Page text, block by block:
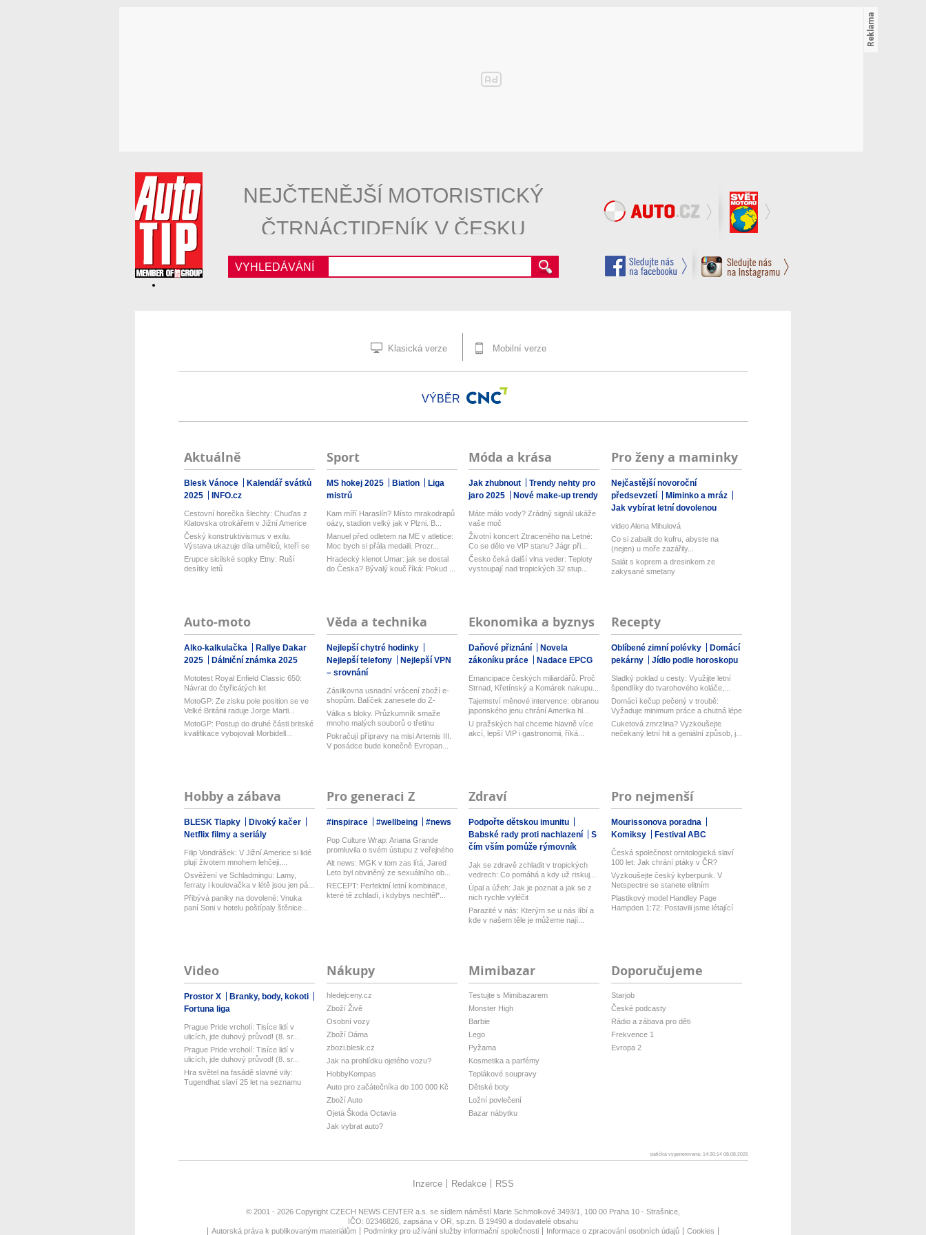
NEJČTENĚJŠÍ MOTORISTICKÝ
ČTRNÁCTIDENÍK V ČESKU
VYHLEDÁVÁNÍ
Klasická verze Mobilní verze
VÝBĚR
Aktuálně
Blesk Vánoce
Kalendář svátků
2025
INFO.cz
Cestovní horečka šlechty: Chuďas z
Klatovska otrokářem v Jižní Americe
Český konstruktivismus v exilu.
Výstava ukazuje díla umělců, kteří se
...
Erupce sicilské sopky Etny: Ruší
desítky letů
Sport
MS hokej 2025 Biatlon
Liga
mistrů
Kam míří Haraslín? Místo mrakodrapů
oázy, stadion velký jak v Plzni. B...
Manuel před odletem na ME v atletice:
Moc bych si přála medaili. Prozr...
Hradecký klenot Umar: jak se dostal
do Česka? Bývalý kouč říká: Pokud ...
Móda a krása
Jak zhubnout
Trendy nehty pro
jaro 2025
Nové make-up trendy
Máte málo vody? Zrádný signál ukáže
vaše moč
Životní koncert Ztraceného na Letné:
Co se dělo ve VIP stanu? Jágr při...
Česko čeká další vlna veder: Teploty
vystoupají nad tropických 32 stup...
Pro ženy a maminky
Nejčastější novoroční
předsevzetí
Miminko a mráz
Jak vybírat letní dovolenou
video Alena Mihulová
Co si zabalit do kufru, abyste na
(nejen) u moře zazářily...
Salát s koprem a dresinkem ze
zakysané smetany
Auto-moto
Alko-kalkulačka
Rallye Dakar
2025
Dálniční známka 2025
Mototest Royal Enfield Classic 650:
Návrat do čtyřicátých let
MotoGP: Ze zisku pole position se ve
Velké Británii raduje Jorge Marti...
MotoGP: Postup do druhé části britské
kvalifikace vybojovali Morbidell...
Věda a technika
Nejlepší chytré hodinky
Nejlepší telefony
Nejlepší VPN
– srovnání
Zásilkovna usnadní vrácení zboží e-
shopům. Balíček zanesete do Z-
Boxu,...
Válka s bloky. Průzkumník smaže
mnoho malých souborů o třetinu
rychlej...
Pokračují přípravy na misi Artemis III.
V posádce bude konečně Evropan...
Ekonomika a byznys
Daňové přiznání
Novela
zákoníku práce
Nadace EPCG
Emancipace českých miliardářů. Proč
Strnad, Křetínský a Komárek nakupu...
Tajemství měnové intervence: obranou
japonského jenu chrání Amerika hl...
U pražských hal chceme hlavně více
akcí, lepší VIP i gastronomii, říká...
Recepty
Oblíbené zimní polévky
Domácí
pekárny
Jídlo podle horoskopu
Sladký poklad u cesty: Využijte letní
špendlíky do tvarohového koláče,...
Domácí kečup pečený v troubě:
Vyžaduje minimum práce a chutná lépe
než...
Cuketová zmrzlina? Vyzkoušejte
nečekaný letní hit a geniální způsob, j...
Hobby a zábava
BLESK Tlapky
Divoký kačer
Netflix filmy a seriály
Filip Vondrášek: V Jižní Americe si lidé
plují životem mnohem lehčeji,...
Osvěžení ve Schladmingu: Lamy,
ferraty i koulovačka v létě jsou jen pá...
Přibývá paniky na dovolené: Vnuka
paní Soni v hotelu poštípaly štěnice...
Pro generaci Z
#inspirace #wellbeing #news
Pop Culture Wrap: Ariana Grande
promluvila o svém ústupu z veřejného
ž...
Alt news: MGK v tom zas lítá, Jared
Leto byl obviněný ze sexuálního ob...
RECEPT: Perfektní letní kombinace,
které tě zchladí, i kdybys nechtěl*...
Zdraví
Podpořte dětskou imunitu
Babské rady proti nachlazení
S
čím vším pomůže rýmovník
Jak se zdravě zchladit v tropických
vedrech: Co pomáhá a kdy už riskuj...
Úpal a úžeh: Jak je poznat a jak se z
nich rychle vyléčit
Parazité v nás: Kterým se u nás líbí a
kde v našem těle je můžeme nají...
Pro nejmenší
Mourissonova poradna
Komiksy
Festival ABC
Česká společnost ornitologická slaví
100 let: Jak chrání ptáky v ČR?
Vyzkoušejte český kyberpunk. V
Netspectre se stanete elitním
hackerem ...
Plastikový model Handley Page
Hampden 1:72: Postavili jsme létající
Video
Prostor X
Branky, body, kokoti
Fortuna liga
Prague Pride vrcholí: Tisíce lidí v
ulicích, jde duhový průvod! (8. sr...
Prague Pride vrcholí: Tisíce lidí v
ulicích, jde duhový průvod! (8. sr...
Hra světel na fasádě slavné vily:
Tugendhat slaví 25 let na seznamu
Nákupy
hledejceny.cz
Zboží Živě
Osobní vozy
Zboží Dáma
zbozi.blesk.cz
Jak na prohlídku ojetého vozu?
HobbyKompas
Auto pro začátečníka do 100 000 Kč
Zboží Auto
Ojetá Škoda Octavia
Jak vybrat auto?
Mimibazar
Testujte s Mimibazarem
Monster High
Barbie
Lego
Pyžama
Kosmetika a parfémy
Teplákové soupravy
Dětské boty
Ložní povlečení
Bazar nábytku
Doporučujeme
Starjob
České podcasty
Rádio a zábava pro děti
Frekvence 1
Evropa 2
patička vygenerovaná: 14:30:14 08.08.2026
Inzerce Redakce RSS
© 2001 - 2026 Copyright CZECH NEWS CENTER a.s. se sídlem náměstí Marie Schmolkové 3493/1, 100 00 Praha 10 - Strašnice,
IČO: 02346826, zapsána v OR, sp.zn. B 19490 a dodavatelé obsahu
Autorská práva k publikovaným materiálům
Podmínky pro užívání služby informační společnosti Informace o zpracování osobních údajů Cookies